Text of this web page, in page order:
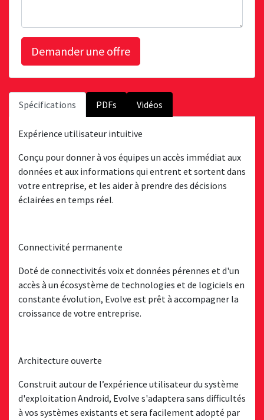
Spécifications PDFs Vidéos
Expérience utilisateur intuitive
Conçu pour donner à vos équipes un accès immédiat aux
données et aux informations qui entrent et sortent dans
votre entreprise, et les aider à prendre des décisions
éclairées en temps réel.
Connectivité permanente
Doté de connectivités voix et données pérennes et d'un
accès à un écosystème de technologies et de logiciels en
constante évolution, Evolve est prêt à accompagner la
croissance de votre entreprise.
Architecture ouverte
Construit autour de l’expérience utilisateur du système
d'exploitation Android, Evolve s'adaptera sans difficultés
à vos systèmes existants et sera facilement adopté par